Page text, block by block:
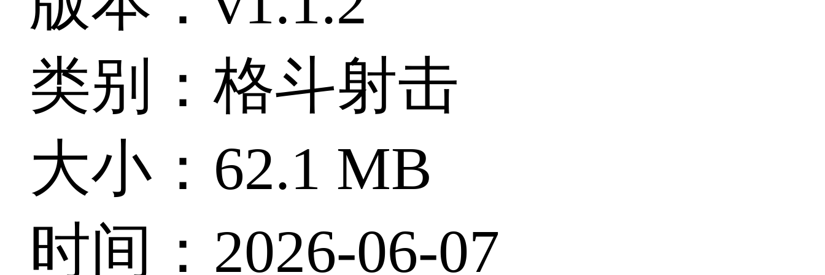
类别：格斗射击
大小：62.1 MB
时间：2026-06-07